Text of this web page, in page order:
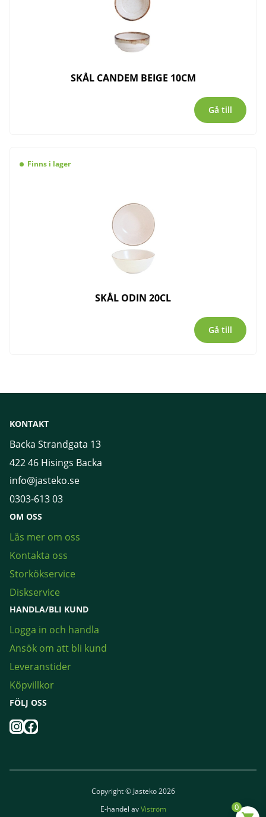
SKÅL CANDEM BEIGE 10CM
Gå till
Finns i lager
SKÅL ODIN 20CL
Gå till
KONTAKT
Backa Strandgata 13
422 46 Hisings Backa
info@jasteko.se
0303-613 03
OM OSS
Läs mer om oss
Kontakta oss
Storkökservice
Diskservice
HANDLA/BLI KUND
Logga in och handla
Ansök om att bli kund
Leveranstider
Köpvillkor
FÖLJ OSS
Instagram
Facebook
Copyright © Jasteko 2026
E-handel avViström 0